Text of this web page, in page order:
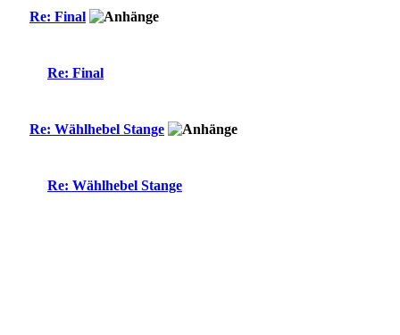
Re: Final
Re: Final
Re: Wählhebel Stange
Re: Wählhebel Stange